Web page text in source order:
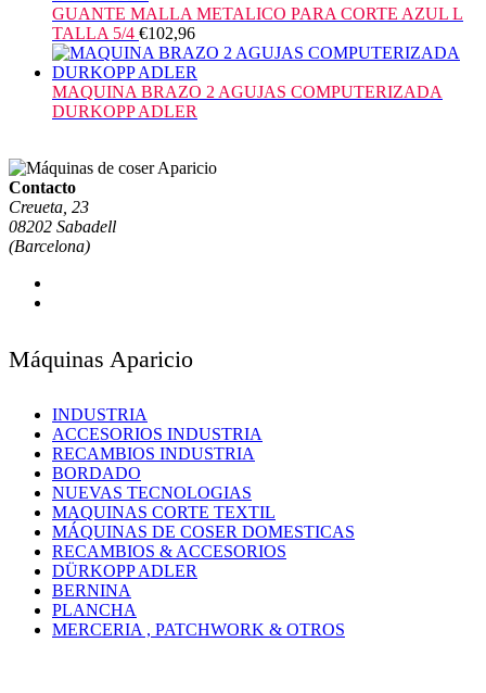
GUANTE MALLA METALICO PARA CORTE AZUL L
TALLA 5/4 €102,96
MAQUINA BRAZO 2 AGUJAS COMPUTERIZADA
DURKOPP ADLER
Contacto
Creueta, 23
08202 Sabadell
(Barcelona)
Máquinas Aparicio
INDUSTRIA
ACCESORIOS INDUSTRIA
RECAMBIOS INDUSTRIA
BORDADO
NUEVAS TECNOLOGIAS
MAQUINAS CORTE TEXTIL
MÁQUINAS DE COSER DOMESTICAS
RECAMBIOS & ACCESORIOS
DÜRKOPP ADLER
BERNINA
PLANCHA
MERCERIA , PATCHWORK & OTROS